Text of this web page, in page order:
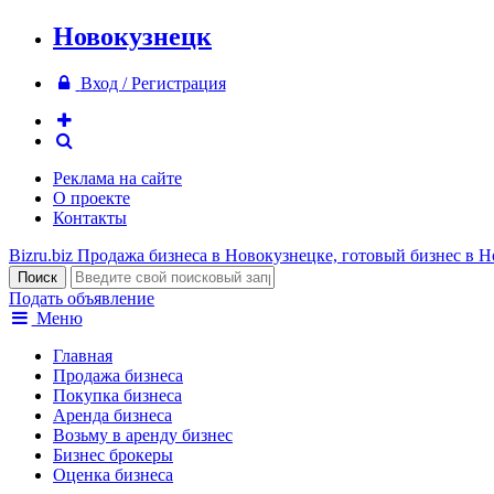
Новокузнецк
Вход / Регистрация
Реклама на сайте
О проекте
Контакты
Bizru.biz Продажа бизнеса в Новокузнецке, готовый бизнес в
Подать объявление
Меню
Главная
Продажа бизнеса
Покупка бизнеса
Аренда бизнеса
Возьму в аренду бизнес
Бизнес брокеры
Оценка бизнеса